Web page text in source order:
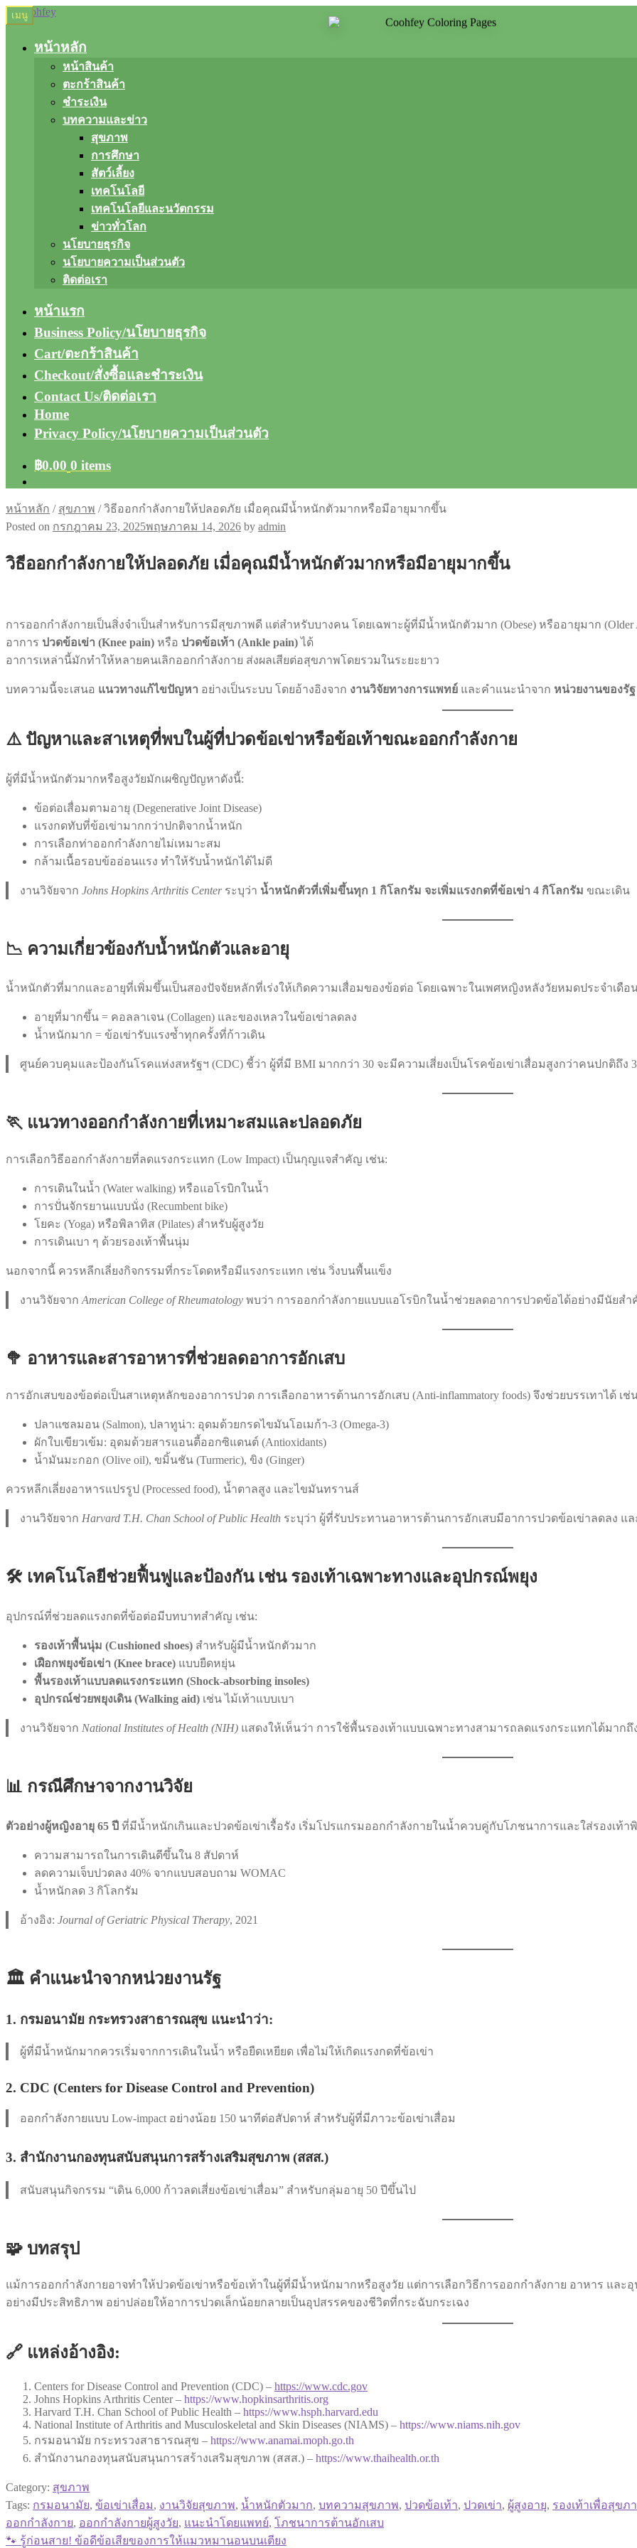
Skip
to
Skip
to
เมนู
หน้าหลัก
หน้าสินค้า
ตะกร้าสินค้า
ชำระเงิน
บทความและข่าว
สุขภาพ
การศึกษา
สัตว์เลี้ยง
เทคโนโลยี
เทคโนโลยีและนวัตกรรม
ข่าวทั่วโลก
นโยบายธุรกิจ
นโยบายความเป็นส่วนตัว
ติดต่อเรา
หน้าแรก
Business Policy/นโยบายธุรกิจ
Cart/ตะกร้าสินค้า
Checkout/สั่งซื้อและชำระเงิน
Contact Us/ติดต่อเรา
Home
Privacy Policy/นโยบายความเป็นส่วนตัว
฿0.00 0 items
หน้าหลัก / สุขภาพ /วิธีออกกำลังกายให้ปลอดภัย เมื่อคุณมีน้ำหนักตัวมากหรือมีอายุมากขึ้น
Posted on กรกฎาคม 23, 2025พฤษภาคม 14, 2026 by admin
วิธีออกกำลังกายให้ปลอดภัย เมื่อคุณมีน้ำหนักตัวมากหรือมีอายุมากขึ้น
การออกกำลังกายเป็นสิ่งจำเป็นสำหรับการมีสุขภาพดี แต่สำหรับบางคน โดยเฉพาะผู้ที่มีน้ำหนักตัวมาก (Obese) หรืออายุมาก (Older
อาการ ปวดข้อเข่า (Knee pain) หรือ ปวดข้อเท้า (Ankle pain)ได้
อาการเหล่านี้มักทำให้หลายคนเลิกออกกำลังกาย ส่งผลเสียต่อสุขภาพโดยรวมในระยะยาว
บทความนี้จะเสนอ แนวทางแก้ไขปัญหา อย่างเป็นระบบ โดยอ้างอิงจาก งานวิจัยทางการแพทย์ และคำแนะนำจาก หน่วยงานของรัฐ
⚠️ ปัญหาและสาเหตุที่พบในผู้ที่ปวดข้อเข่าหรือข้อเท้าขณะออกกำลังกาย
ผู้ที่มีน้ำหนักตัวมากหรือสูงวัยมักเผชิญปัญหาดังนี้:
ข้อต่อเสื่อมตามอายุ (Degenerative Joint Disease)
แรงกดทับที่ข้อเข่ามากกว่าปกติจากน้ำหนัก
การเลือกท่าออกกำลังกายไม่เหมาะสม
กล้ามเนื้อรอบข้ออ่อนแรง ทำให้รับน้ำหนักได้ไม่ดี
งานวิจัยจาก Johns Hopkins Arthritis Centerระบุว่า น้ำหนักตัวที่เพิ่มขึ้นทุก 1 กิโลกรัม จะเพิ่มแรงกดที่ข้อเข่า 4 กิโลกรัม ขณะเดิน
📉 ความเกี่ยวข้องกับน้ำหนักตัวและอายุ
น้ำหนักตัวที่มากและอายุที่เพิ่มขึ้นเป็นสองปัจจัยหลักที่เร่งให้เกิดความเสื่อมของข้อต่อ โดยเฉพาะในเพศหญิงหลังวัยหมดประจำเดือ
อายุที่มากขึ้น = คอลลาเจน (Collagen) และของเหลวในข้อเข่าลดลง
น้ำหนักมาก = ข้อเข่ารับแรงซ้ำทุกครั้งที่ก้าวเดิน
ศูนย์ควบคุมและป้องกันโรคแห่งสหรัฐฯ (CDC) ชี้ว่า ผู้ที่มี BMI มากกว่า 30 จะมีความเสี่ยงเป็นโรคข้อเข่าเสื่อมสูงกว่าคนปกติถึง 3
🏃 แนวทางออกกำลังกายที่เหมาะสมและปลอดภัย
การเลือกวิธีออกกำลังกายที่ลดแรงกระแทก (Low Impact) เป็นกุญแจสำคัญ เช่น:
การเดินในน้ำ (Water walking) หรือแอโรบิกในน้ำ
การปั่นจักรยานแบบนั่ง (Recumbent bike)
โยคะ (Yoga) หรือพิลาทิส (Pilates) สำหรับผู้สูงวัย
การเดินเบา ๆ ด้วยรองเท้าพื้นนุ่ม
นอกจากนี้ ควรหลีกเลี่ยงกิจกรรมที่กระโดดหรือมีแรงกระแทก เช่น วิ่งบนพื้นแข็ง
งานวิจัยจาก American College of Rheumatology พบว่า การออกกำลังกายแบบแอโรบิกในน้ำช่วยลดอาการปวดข้อได้อย่างมีนัยส
🥦 อาหารและสารอาหารที่ช่วยลดอาการอักเสบ
การอักเสบของข้อต่อเป็นสาเหตุหลักของอาการปวด การเลือกอาหารต้านการอักเสบ (Anti-inflammatory foods) จึงช่วยบรรเทาได้ เช่
ปลาแซลมอน (Salmon), ปลาทูน่า: อุดมด้วยกรดไขมันโอเมก้า-3 (Omega-3)
ผักใบเขียวเข้ม: อุดมด้วยสารแอนตี้ออกซิแดนต์ (Antioxidants)
น้ำมันมะกอก (Olive oil), ขมิ้นชัน (Turmeric), ขิง (Ginger)
ควรหลีกเลี่ยงอาหารแปรรูป (Processed food), น้ำตาลสูง และไขมันทรานส์
งานวิจัยจาก Harvard T.H. Chan School of Public Health ระบุว่า ผู้ที่รับประทานอาหารต้านการอักเสบมีอาการปวดข้อเข่าลดลง แล
🛠️ เทคโนโลยีช่วยฟื้นฟูและป้องกัน เช่น รองเท้าเฉพาะทางและอุปกรณ์พยุง
อุปกรณ์ที่ช่วยลดแรงกดที่ข้อต่อมีบทบาทสำคัญ เช่น:
รองเท้าพื้นนุ่ม (Cushioned shoes) สำหรับผู้มีน้ำหนักตัวมาก
เฝือกพยุงข้อเข่า (Knee brace) แบบยืดหยุ่น
พื้นรองเท้าแบบลดแรงกระแทก (Shock-absorbing insoles)
อุปกรณ์ช่วยพยุงเดิน (Walking aid) เช่น ไม้เท้าแบบเบา
งานวิจัยจาก National Institutes of Health (NIH) แสดงให้เห็นว่า การใช้พื้นรองเท้าแบบเฉพาะทางสามารถลดแรงกระแทกได้มากถึ
📊 กรณีศึกษาจากงานวิจัย
ตัวอย่างผู้หญิงอายุ 65 ปี ที่มีน้ำหนักเกินและปวดข้อเข่าเรื้อรัง เริ่มโปรแกรมออกกำลังกายในน้ำควบคู่กับโภชนาการและใส่รองเท้า
ความสามารถในการเดินดีขึ้นใน 8 สัปดาห์
ลดความเจ็บปวดลง 40% จากแบบสอบถาม WOMAC
น้ำหนักลด 3 กิโลกรัม
อ้างอิง: Journal of Geriatric Physical Therapy, 2021
🏛️ คำแนะนำจากหน่วยงานรัฐ
1. กรมอนามัย กระทรวงสาธารณสุข แนะนำว่า:
ผู้ที่มีน้ำหนักมากควรเริ่มจากการเดินในน้ำ หรือยืดเหยียด เพื่อไม่ให้เกิดแรงกดที่ข้อเข่า
2. CDC (Centers for Disease Control and Prevention)
ออกกำลังกายแบบ Low-impact อย่างน้อย 150 นาทีต่อสัปดาห์ สำหรับผู้ที่มีภาวะข้อเข่าเสื่อม
3. สำนักงานกองทุนสนับสนุนการสร้างเสริมสุขภาพ (สสส.)
สนับสนุนกิจกรรม “เดิน 6,000 ก้าวลดเสี่ยงข้อเข่าเสื่อม” สำหรับกลุ่มอายุ 50 ปีขึ้นไป
🧩 บทสรุป
แม้การออกกำลังกายอาจทำให้ปวดข้อเข่าหรือข้อเท้าในผู้ที่มีน้ำหนักมากหรือสูงวัย แต่การเลือกวิธีการออกกำลังกาย อาหาร แ
อย่างมีประสิทธิภาพ อย่าปล่อยให้อาการปวดเล็กน้อยกลายเป็นอุปสรรคของชีวิตที่กระฉับกระเฉง
🔗 แหล่งอ้างอิง:
Centers for Disease Control and Prevention (CDC) – https://www.cdc.gov
Johns Hopkins Arthritis Center – https://www.hopkinsarthritis.org
Harvard T.H. Chan School of Public Health – https://www.hsph.harvard.edu
National Institute of Arthritis and Musculoskeletal and Skin Diseases (NIAMS) – https://www.niams.nih.gov
กรมอนามัย กระทรวงสาธารณสุข – https://www.anamai.moph.go.th
สำนักงานกองทุนสนับสนุนการสร้างเสริมสุขภาพ (สสส.) – https://www.thaihealth.or.th
Category: สุขภาพ
Tags: กรมอนามัย, ข้อเข่าเสื่อม, งานวิจัยสุขภาพ, น้ำหนักตัวมาก, บทความสุขภาพ, ปวดข้อเท้า, ปวดเข่า, ผู้สูงอายุ, รองเท้าเพื่อสุขภ
ออกกำลังกาย, ออกกำลังกายผู้สูงวัย, แนะนำโดยแพทย์, โภชนาการต้านอักเสบ
Previous
🐾 รู้ก่อนสาย! ข้อดีข้อเสียของการให้แมวหมานอนบนเตียง